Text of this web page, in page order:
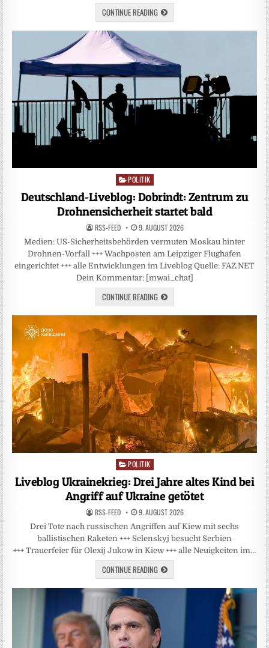
CONTINUE READING
Posted
in
POLITIK
Deutschland-Liveblog: Dobrindt: Zentrum zu
Drohnensicherheit startet bald
RSS-FEED 9. AUGUST 2026
Medien: US-Sicherheitsbehörden vermuten Moskau hinter
Drohnen-Vorfall +++ Wachposten am Leipziger Flughafen
eingerichtet +++ alle Entwicklungen im Liveblog Quelle: FAZ.NET
Dein Kommentar: [mwai_chat]
CONTINUE READING
Posted
in
POLITIK
Liveblog Ukrainekrieg: Drei Jahre altes Kind bei
Angriff auf Ukraine getötet
RSS-FEED 9. AUGUST 2026
Drei Tote nach russischen Angriffen auf Kiew mit sechs
ballistischen Raketen +++ Selenskyj besucht Serbien
+++ Trauerfeier für Olexij Jukow in Kiew +++ alle Neuigkeiten im…
CONTINUE READING